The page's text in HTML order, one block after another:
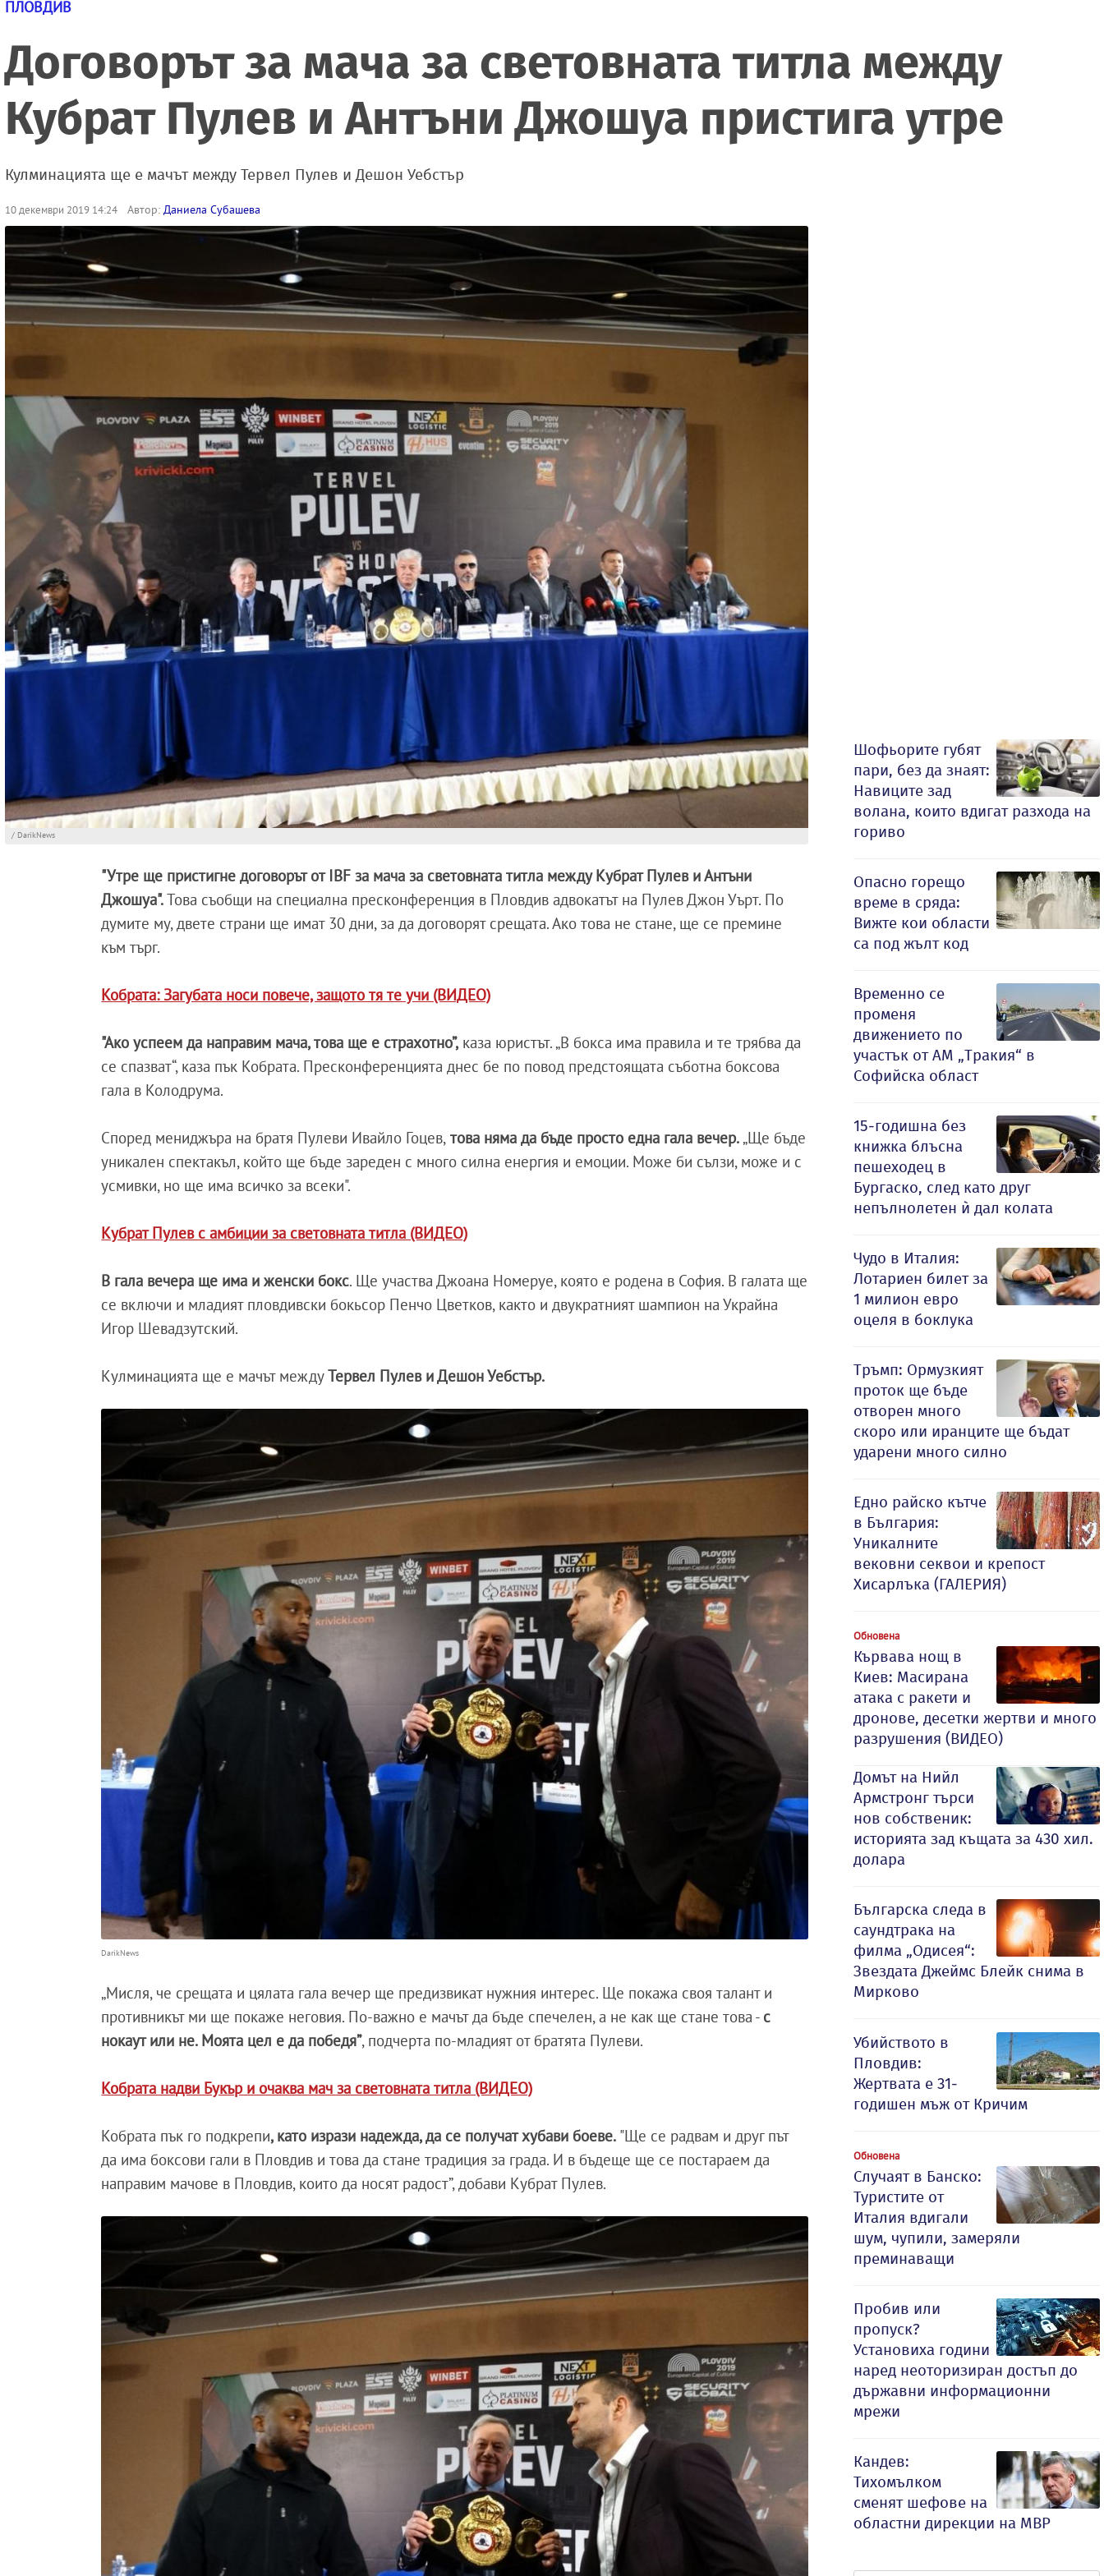
ПЛОВДИВ
Договорът за мача за световната титла между
Кубрат Пулев и Антъни Джошуа пристига утре
Кулминацията ще е мачът между Тервел Пулев и Дешон Уебстър
10 декември 2019 14:24 Автор: Даниела Субашева
/ DarikNews
"Утре ще пристигне договорът от IBF за мача за световната титла между Кубрат Пулев и Антъни
Джошуа".Това съобщи на специална пресконференция в Пловдив адвокатът на Пулев Джон Уърт. По
думите му, двете страни ще имат 30 дни, за да договорят срещата. Ако това не стане, ще се премине
към търг.
Кобрата: Загубата носи повече, защото тя те учи (ВИДЕО)
"Ако успеем да направим мача, това ще е страхотно”, каза юристът. „В бокса има правила и те трябва да
се спазват“, каза пък Кобрата. Пресконференцията днес бе по повод предстоящата съботна боксова
гала в Колодрума.
Според мениджъра на братя Пулеви Ивайло Гоцев, това няма да бъде просто една гала вечер. „Ще бъде
уникален спектакъл, който ще бъде зареден с много силна енергия и емоции. Може би сълзи, може и с
усмивки, но ще има всичко за всеки".
Кубрат Пулев с амбиции за световната титла (ВИДЕО)
В гала вечера ще има и женски бокс. Ще участва Джоана Номеруе, която е родена в София. В галата ще
се включи и младият пловдивски бокьсор Пенчо Цветков, както и двукратният шампион на Украйна
Игор Шевадзутский.
Кулминацията ще е мачът междуТервел Пулев и Дешон Уебстър.
DarikNews
„Мисля, че срещата и цялата гала вечер ще предизвикат нужния интерес. Ще покажа своя талант и
противникът ми ще покаже неговия. По-важно е мачът да бъде спечелен, а не как ще стане това - с
нокаут или не. Моята цел е да победя”, подчерта по-младият от братята Пулеви.
Кобрата надви Букър и очаква мач за световната титла (ВИДЕО)
Кобрата пък го подкрепи, като изрази надежда, да се получат хубави боеве. "Ще се радвам и друг път
да има боксови гали в Пловдив и това да стане традиция за града. И в бъдеще ще се постараем да
направим мачове в Пловдив, които да носят радост”, добави Кубрат Пулев.
Шофьорите губят
пари, без да знаят:
Навиците зад
волана, които вдигат разхода на
гориво
Опасно горещо
време в сряда:
Вижте кои области
са под жълт код
Временно се
променя
движението по
участък от АМ „Тракия“ в
Софийска област
15-годишна без
книжка блъсна
пешеходец в
Бургаско, след като друг
непълнолетен ѝ дал колата
Чудо в Италия:
Лотариен билет за
1 милион евро
оцеля в боклука
Тръмп: Ормузкият
проток ще бъде
отворен много
скоро или иранците ще бъдат
ударени много силно
Едно райско кътче
в България:
Уникалните
вековни секвои и крепост
Хисарлъка (ГАЛЕРИЯ)
Обновена
Кървава нощ в
Киев: Масирана
атака с ракети и
дронове, десетки жертви и много
разрушения (ВИДЕО)
Домът на Нийл
Армстронг търси
нов собственик:
историята зад къщата за 430 хил.
долара
Българска следа в
саундтрака на
филма „Одисея“:
Звездата Джеймс Блейк снима в
Мирково
Убийството в
Пловдив:
Жертвата е 31-
годишен мъж от Кричим
Обновена
Случаят в Банско:
Туристите от
Италия вдигали
шум, чупили, замеряли
преминаващи
Пробив или
пропуск?
Установиха години
наред неоторизиран достъп до
държавни информационни
мрежи
Кандев:
Тихомълком
сменят шефове на
областни дирекции на МВР